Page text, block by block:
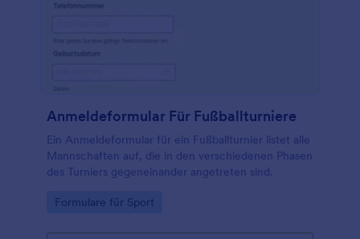
Anmeldeformular Für Fußballturniere
Ein Anmeldeformular für ein Fußballturnier listet alle
Mannschaften auf, die in den verschiedenen Phasen
des Turniers gegeneinander angetreten sind.
Go to Category:
Formulare für Sport